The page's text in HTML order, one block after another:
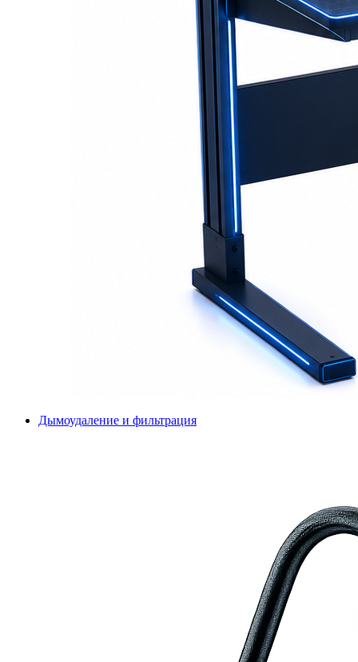
Дымоудаление и фильтрация